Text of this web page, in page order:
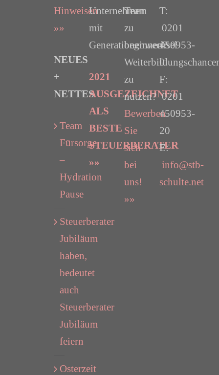
Hinweisen
»»
NEUES
+
NETTES
Team
Fürsorge
–
Hydration
Pause
Steuerberater
Jubiläum
haben,
bedeutet
auch
Steuerberater
Jubiläum
feiern
Osterzeit
Unternehmen
mit
Generationenwechsel
2021
AUSGEZEICHNET
ALS
BESTE
STEUERBERATER
»»
Team
zu
beginnen?
zu
nutzen?
Bewerben
Sie
sich
bei
uns!
»»
T:
0201
450953-
0
F:
0201
450953-
20
E:
info@stb-
schulte.net